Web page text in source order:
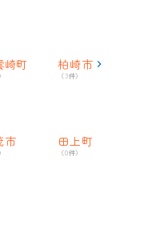
崎町 柏崎市
（3件）
市 田上町
（0件）